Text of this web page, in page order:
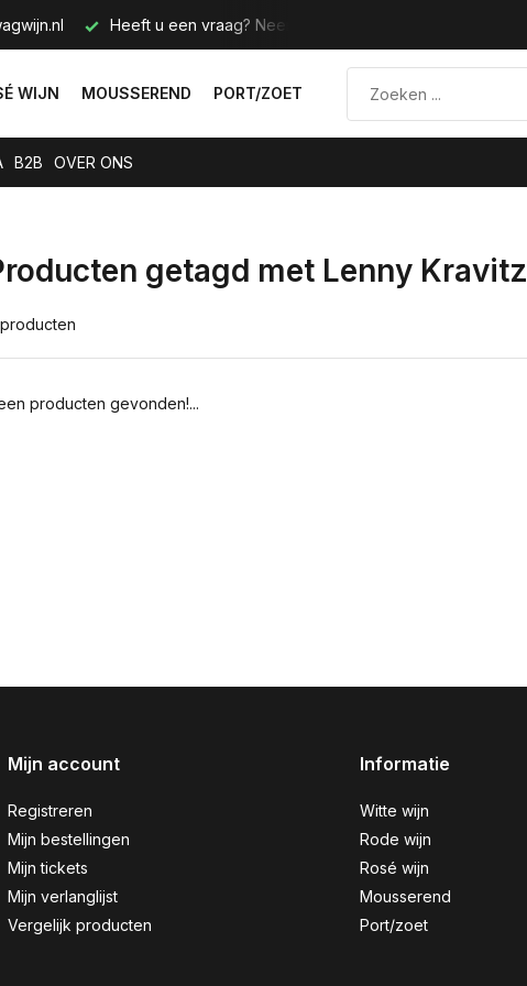
Heeft u een vraag? Neem contact met ons op.
WIJN MOUSSEREND PORT/ZOET
B2B OVER ONS
getagd met Lenny Kravitz
producten gevonden!...
Mijn account
Registreren
Mijn bestellingen
Mijn tickets
Mijn verlanglijst
Vergelijk producten
Informatie
Witte wijn
Rode wijn
Rosé wijn
Mousserend
Port/zoet